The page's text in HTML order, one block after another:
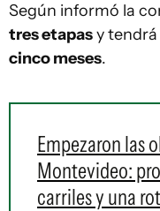
Según informó la
tres etapasy
cinco meses.
Empezaron las
Montevideo:
carriles y una